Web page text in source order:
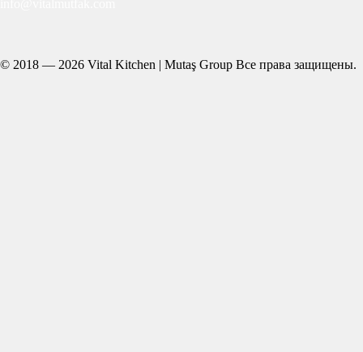
© 2018 — 2026 Vital Kitchen | Mutaş Group Все права защищены.